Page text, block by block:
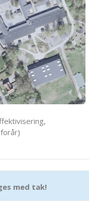
med tak!